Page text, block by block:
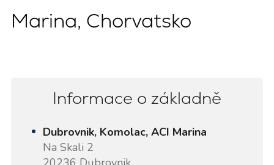
Marina, Chorvatsko
Informace o základně
Dubrovnik, Komolac, ACI Marina
Na Skali 2